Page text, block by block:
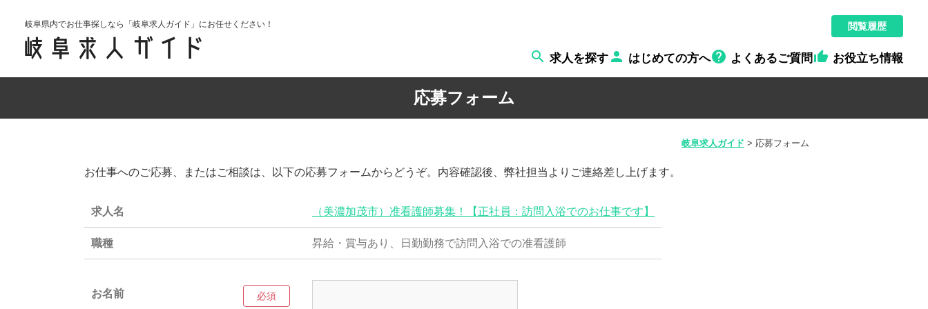
岐阜県内でお仕事探しなら「岐阜求人ガイド」にお任せください！ 閲覧履歴
 求人を探す  はじめての方へ よくあるご質問  お役立ち情報
応募フォーム
岐阜求人ガイド > 応募フォーム
お仕事へのご応募、またはご相談は、以下の応募フォームからどうぞ。内容確認後、弊社担当よりご連絡差し上げます。
求人名 （美濃加茂市）准看護師募集！【正社員：訪問入浴でのお仕事です】
職種 昇給・賞与あり、日勤勤務で訪問入浴での准看護師
お名前